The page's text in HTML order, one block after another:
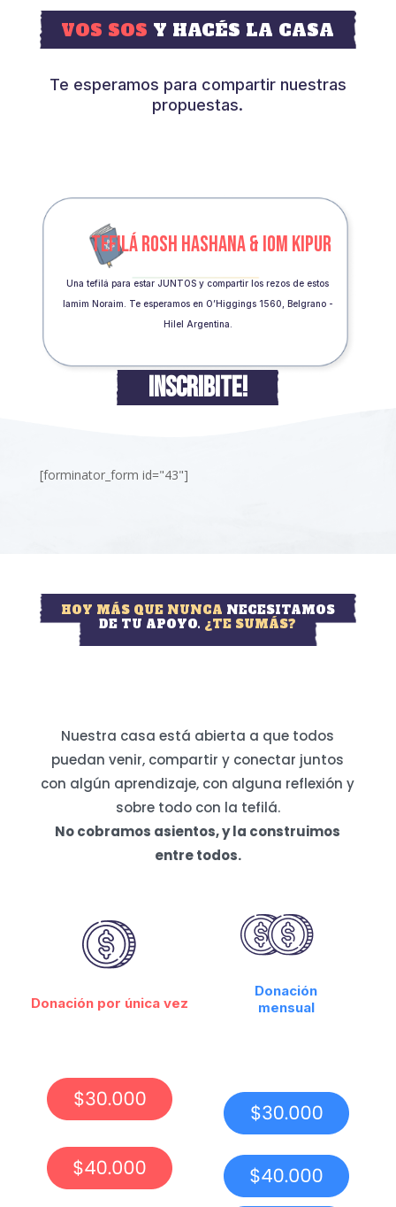
VOS SOS Y HACÉS LA CASA
Te esperamos para compartir nuestras
propuestas.
TEFILÁ ROSH HASHANA & IOM KIPUR
Una tefilá para estar JUNTOS y compartir los rezos de estos
Iamim Noraim. Te esperamos en O’Higgings 1560, Belgrano -
Hilel Argentina.
INSCRIBITE!
[forminator_form id="43"]
HOY MÁS QUE NUNCA NECESITAMOS
DE TU APOYO. ¿TE SUMÁS?
Nuestra casa está abierta a que todos
puedan venir, compartir y conectar juntos
con algún aprendizaje, con alguna reflexión y
sobre todo con la tefilá.
No cobramos asientos, y la construimos
entre todos.
Donación por única vez
Donación
mensual